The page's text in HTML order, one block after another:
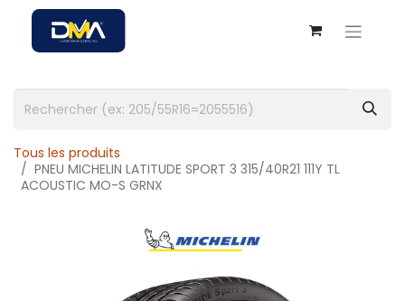
Tous les produits
PNEU MICHELIN LATITUDE SPORT 3 315/40R21 111Y TL
ACOUSTIC MO-S GRNX